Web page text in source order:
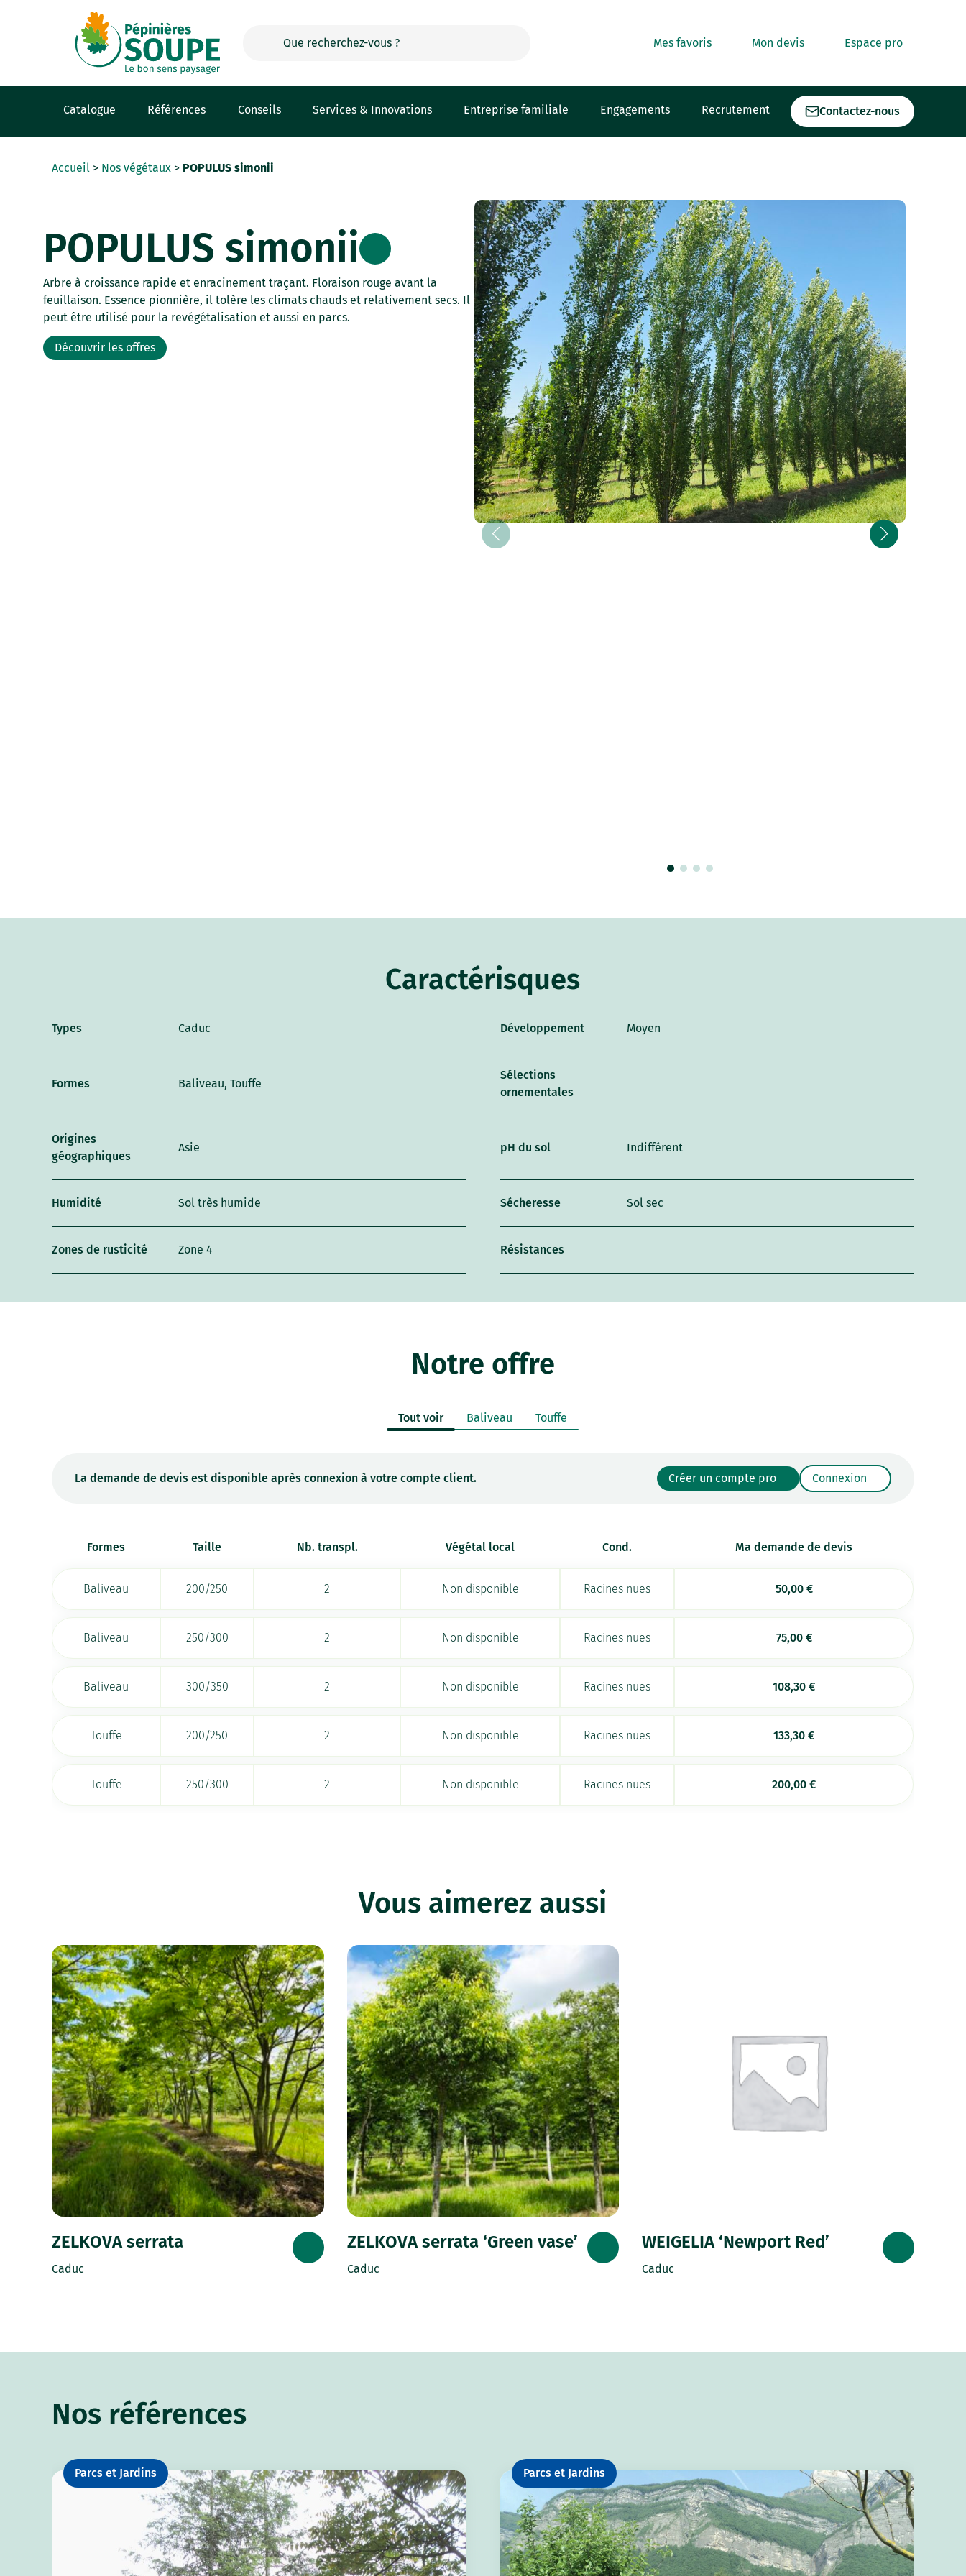
Mes favoris Mon devis Espace pro
Catalogue Références Conseils Services & Innovations Entreprise familiale Engagements Recrutement Contactez-nous
Accueil > Nos végétaux > POPULUS simonii
POPULUS simonii
Arbre à croissance rapide et enracinement traçant. Floraison rouge avant la
feuillaison. Essence pionnière, il tolère les climats chauds et relativement secs. Il
peut être utilisé pour la revégétalisation et aussi en parcs.
Découvrir les offres
Caractérisques
Types Caduc Développement Moyen
Formes Baliveau, Touffe
Sélections
ornementales
Origines
géographiques
Asie pH du sol Indifférent
Humidité Sol très humide Sécheresse Sol sec
Zones de rusticité Zone 4 Résistances
Notre offre
Tout voir Baliveau Touffe
La demande de devis est disponible après connexion à votre compte client. Créer un compte pro Connexion
Formes Taille Nb. transpl. Végétal local Cond. Ma demande de devis
Baliveau 200/250 2 Non disponible Racines nues 50,00 €
Baliveau 250/300 2 Non disponible Racines nues 75,00 €
Baliveau 300/350 2 Non disponible Racines nues 108,30€
Touffe 200/250 2 Non disponible Racines nues 133,30€
Touffe 250/300 2 Non disponible Racines nues 200,00€
Vous aimerez aussi
ZELKOVA serrata
Caduc
ZELKOVA serrata ‘Green vase’
Caduc
WEIGELIA ‘Newport Red’
Caduc
Nos références
Parcs et Jardins Parcs et Jardins